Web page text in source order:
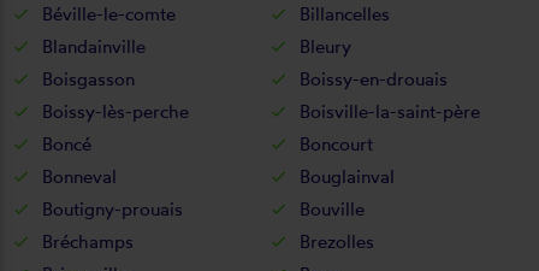
Béville-le-comte
Billancelles
Blandainville
Bleury
Boisgasson
Boissy-en-drouais
Boissy-lès-perche
Boisville-la-saint-père
Boncé
Boncourt
Bonneval
Bouglainval
Boutigny-prouais
Bouville
Bréchamps
Brezolles